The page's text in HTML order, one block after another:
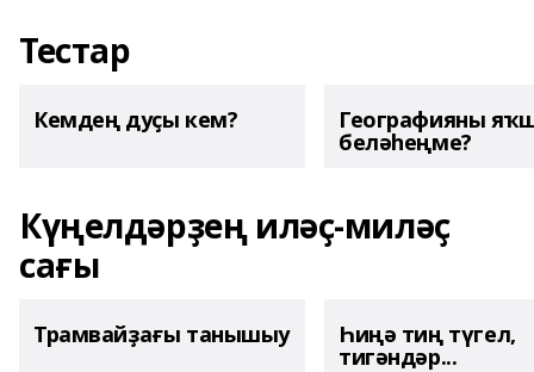
Тестар
Кемдең дуҫы кем? Географияны
беләһеңме?
Күңелдәрҙең иләҫ-миләҫ
сағы
Трамвайҙағы танышыу Һиңә тиң түгел,
тигәндәр...